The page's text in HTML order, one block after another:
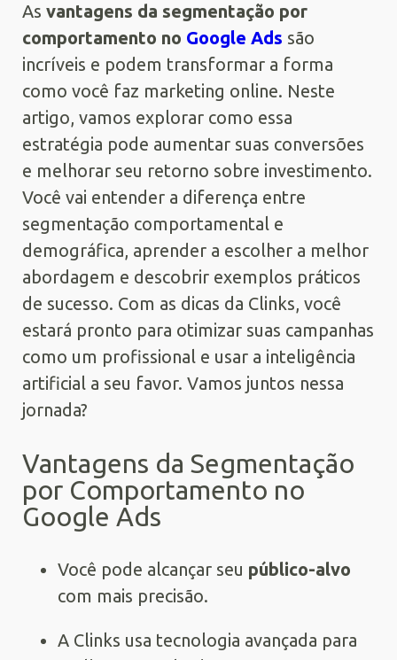
As vantagens da segmentação por
comportamento no Google Ads são
incríveis e podem transformar a forma
como você faz marketing online. Neste
artigo, vamos explorar como essa
estratégia pode aumentar suas conversões
e melhorar seu retorno sobre investimento.
Você vai entender a diferença entre
segmentação comportamental e
demográfica, aprender a escolher a melhor
abordagem e descobrir exemplos práticos
de sucesso. Com as dicas da Clinks, você
estará pronto para otimizar suas campanhas
como um profissional e usar a inteligência
artificial a seu favor. Vamos juntos nessa
jornada?
Vantagens da Segmentação
por Comportamento no
Google Ads
Você pode alcançar seu público-alvo
com mais precisão.
A Clinks usa tecnologia avançada para